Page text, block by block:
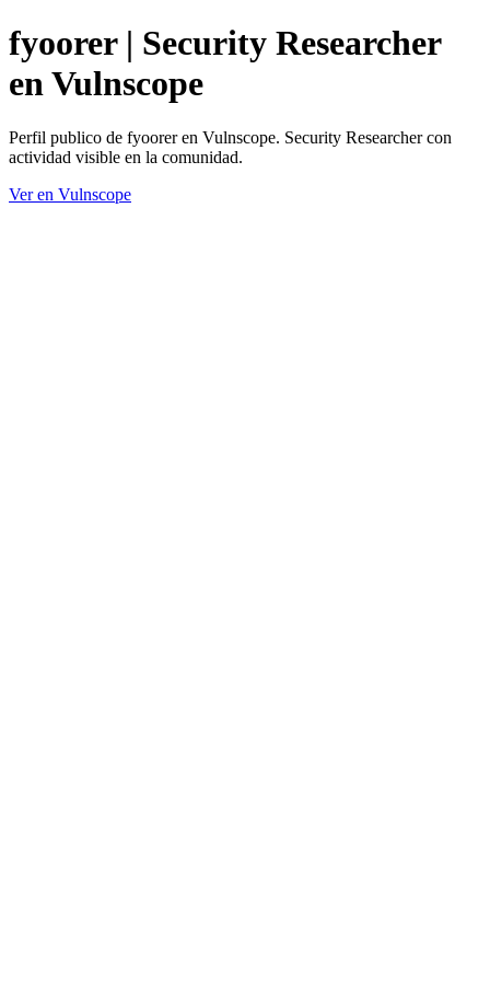
fyoorer | Security Researcher
en Vulnscope
Perfil publico de fyoorer en Vulnscope. Security Researcher con
actividad visible en la comunidad.
Ver en Vulnscope